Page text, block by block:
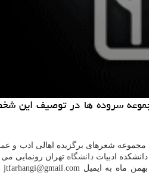
سروده ها در توصیف این
مجموعه شعرهای برگزیده اهالی ادب
ادبیات دانشگاه تهران رونمایی می